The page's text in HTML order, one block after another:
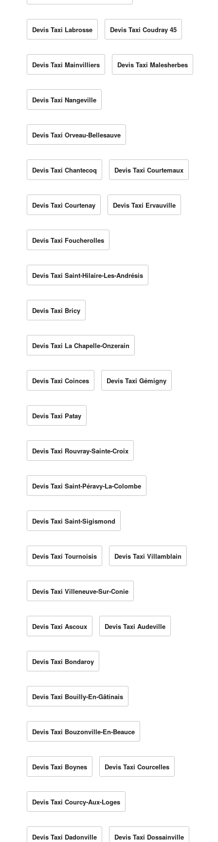
Devis Taxi Labrosse Devis Taxi Coudray 45
Devis Taxi Mainvilliers Devis Taxi Malesherbes
Devis Taxi Nangeville
Devis Taxi Orveau-Bellesauve
Devis Taxi Chantecoq Devis Taxi Courtemaux
Devis Taxi Courtenay Devis Taxi Ervauville
Devis Taxi Foucherolles
Devis Taxi Saint-Hilaire-Les-Andrésis
Devis Taxi Bricy
Devis Taxi La Chapelle-Onzerain
Devis Taxi Coinces Devis Taxi Gémigny
Devis Taxi Patay
Devis Taxi Rouvray-Sainte-Croix
Devis Taxi Saint-Péravy-La-Colombe
Devis Taxi Saint-Sigismond
Devis Taxi Tournoisis Devis Taxi Villamblain
Devis Taxi Villeneuve-Sur-Conie
Devis Taxi Ascoux Devis Taxi Audeville
Devis Taxi Bondaroy
Devis Taxi Bouilly-En-Gâtinais
Devis Taxi Bouzonville-En-Beauce
Devis Taxi Boynes Devis Taxi Courcelles
Devis Taxi Courcy-Aux-Loges
Devis Taxi Dadonville Devis Taxi Dossainville